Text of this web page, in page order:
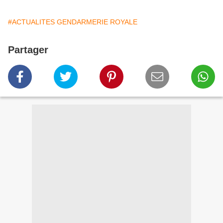
#ACTUALITES GENDARMERIE ROYALE
Partager